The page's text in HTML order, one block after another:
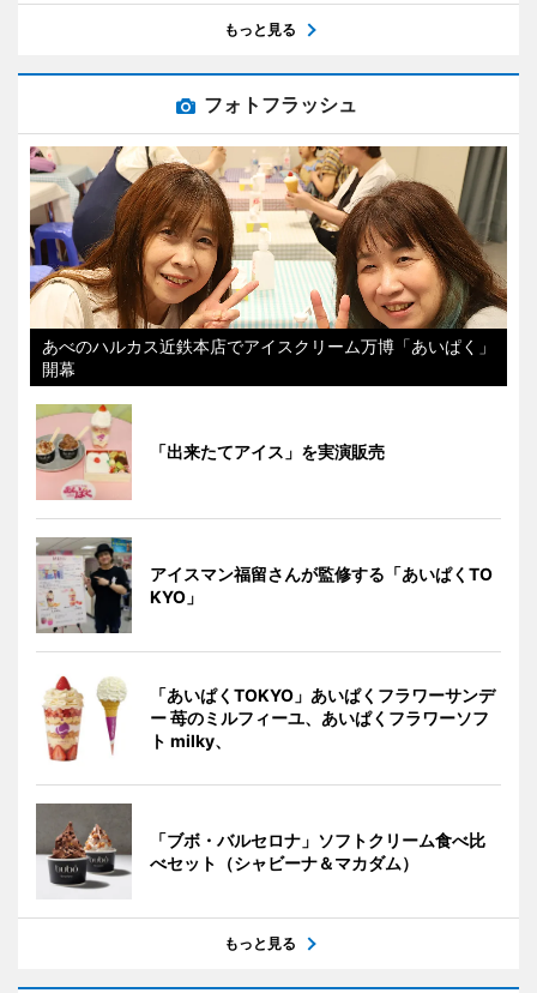
もっと見る
フォトフラッシュ
あべのハルカス近鉄本店でアイスクリーム万博「あいぱく」
開幕
「出来たてアイス」を実演販売
アイスマン福留さんが監修する「あいぱくTO
KYO」
「あいぱくTOKYO」あいぱくフラワーサンデ
ー 苺のミルフィーユ、あいぱくフラワーソフ
ト milky、
「ブボ・バルセロナ」ソフトクリーム食べ比
べセット（シャビーナ＆マカダム）
もっと見る